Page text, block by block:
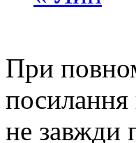
При
посилання
не завжди